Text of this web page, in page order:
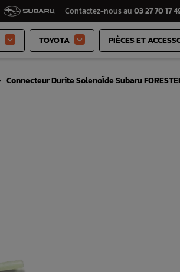
Contactez-nous au 03 27 70 17
 TOYOTA  PIÈCES ET
Connecteur Durite SolenoÏde Subaru